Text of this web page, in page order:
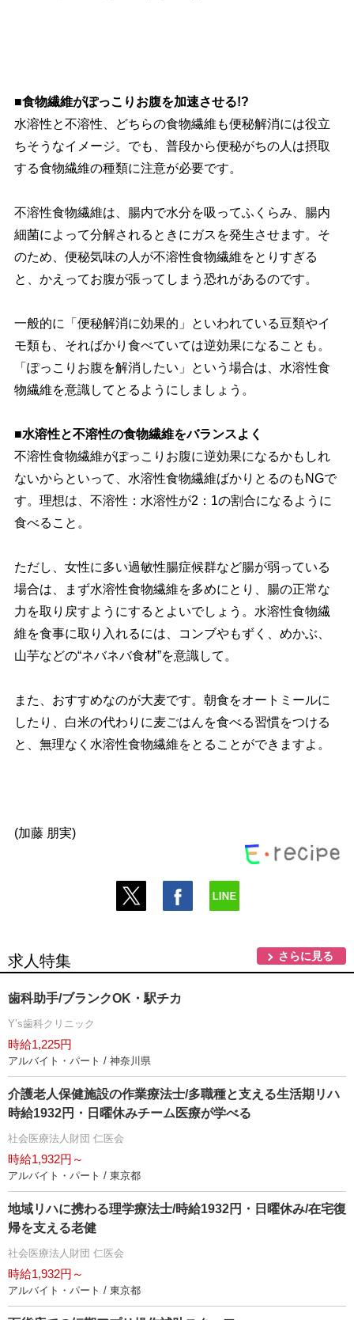
■食物繊維がぽっこりお腹を加速させる!?
水溶性と不溶性、どちらの食物繊維も便秘解消には役立
ちそうなイメージ。でも、普段から便秘がちの人は摂取
する食物繊維の種類に注意が必要です。
不溶性食物繊維は、腸内で水分を吸ってふくらみ、腸内
細菌によって分解されるときにガスを発生させます。そ
のため、便秘気味の人が不溶性食物繊維をとりすぎる
と、かえってお腹が張ってしまう恐れがあるのです。
一般的に「便秘解消に効果的」といわれている豆類やイ
モ類も、そればかり食べていては逆効果になることも。
「ぽっこりお腹を解消したい」という場合は、水溶性食
物繊維を意識してとるようにしましょう。
■水溶性と不溶性の食物繊維をバランスよく
不溶性食物繊維がぽっこりお腹に逆効果になるかもしれ
ないからといって、水溶性食物繊維ばかりとるのもNGで
す。理想は、不溶性：水溶性が2：1の割合になるように
食べること。
ただし、女性に多い過敏性腸症候群など腸が弱っている
場合は、まず水溶性食物繊維を多めにとり、腸の正常な
力を取り戻すようにするとよいでしょう。水溶性食物繊
維を食事に取り入れるには、コンブやもずく、めかぶ、
山芋などの“ネバネバ食材”を意識して。
また、おすすめなのが大麦です。朝食をオートミールに
したり、白米の代わりに麦ごはんを食べる習慣をつける
と、無理なく水溶性食物繊維をとることができますよ。
(加藤 朋実)
求人特集 さらに見る
歯科助手/ブランクOK・駅チカ
Y’s歯科クリニック
時給1,225円
アルバイト・パート / 神奈川県
介護老人保健施設の作業療法士/多職種と支える生活期リハ
時給1932円・日曜休みチーム医療が学べる
社会医療法人財団 仁医会
時給1,932円～
アルバイト・パート / 東京都
地域リハに携わる理学療法士/時給1932円・日曜休み/在宅復
帰を支える老健
社会医療法人財団 仁医会
時給1,932円～
アルバイト・パート / 東京都